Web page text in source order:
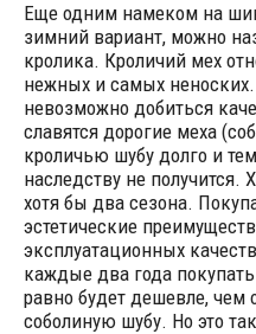
Еще одним намеком на
зимний вариант, можно
кролика. Кроличий мех
нежных и самых
невозможно добиться
славятся дорогие меха
кроличью шубу долго и
наследству не получится.
хотя бы два сезона.
эстетические
эксплуатационных
каждые два года покупать
равно будет дешевле, чем
соболиную шубу. Но это